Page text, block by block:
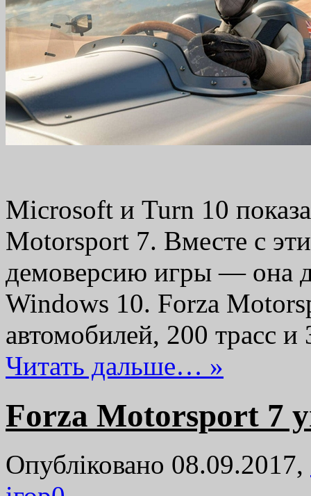
Microsoft и Turn 10
Motorsport 7. Вместе с
демоверсию игры — она
Windows 10. Forza
автомобилей, 200 трасс
Читать дальше… »
Forza Motorsport 7
Опубліковано 08.09.2017,